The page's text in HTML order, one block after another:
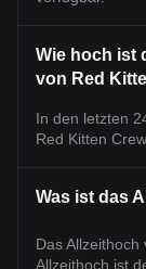
Wie hoch ist
von Red
In den letzten
Red Kitten
Was ist das
Das
Allzeithoch ist